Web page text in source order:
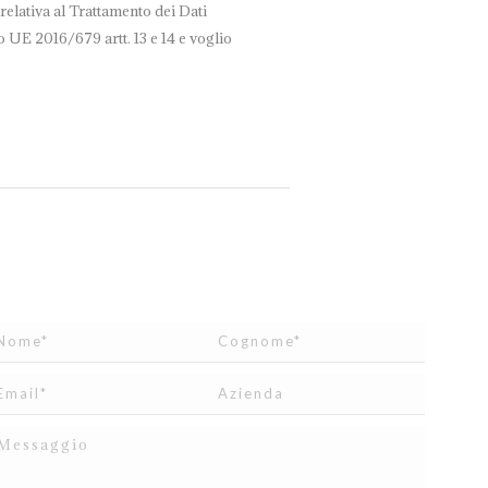
relativa al Trattamento dei Dati
2016/679 artt. 13 e 14 e voglio